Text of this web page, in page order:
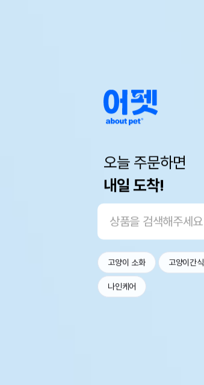
오늘 주문하면
내일 도착!
고양이 소화 고양이간식
나인케어